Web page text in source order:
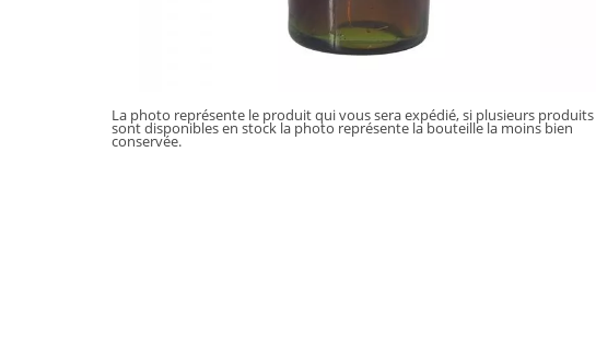
La photo représente le produit qui vous sera expédié, si plusieurs produits
sont disponibles en stock la photo représente la bouteille la moins bien
conservée.